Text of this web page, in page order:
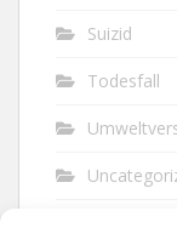
Suizid
Todesfall